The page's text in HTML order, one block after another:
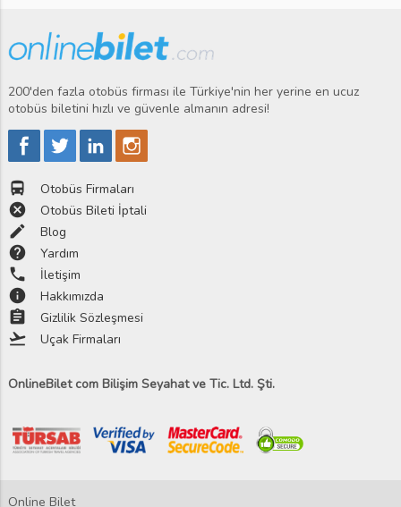
200'den fazla otobüs firması ile Türkiye'nin her yerine en ucuz
otobüs biletini hızlı ve güvenle almanın adresi!
directions_bus Otobüs Firmaları
cancel Otobüs Bileti İptali
edit Blog
help Yardım
phone İletişim
info Hakkımızda
assignment Gizlilik Sözleşmesi
flight_takeoff Uçak Firmaları
OnlineBilet com Bilişim Seyahat ve Tic. Ltd. Şti.
Online Bilet